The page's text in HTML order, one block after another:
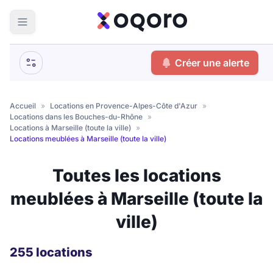
Votre
Que recherchez-vous ?
Colocation Coliving
Résidence étudiante
Meublé ?
recherche
Créer une alerte
Accueil » Locations en Provence-Alpes-Côte d'Azur »
Locations dans les Bouches-du-Rhône »
Locations à Marseille (toute la ville) »
Locations meublées à Marseille (toute la ville)
Toutes les locations
meublées à Marseille (toute la
ville)
255 locations